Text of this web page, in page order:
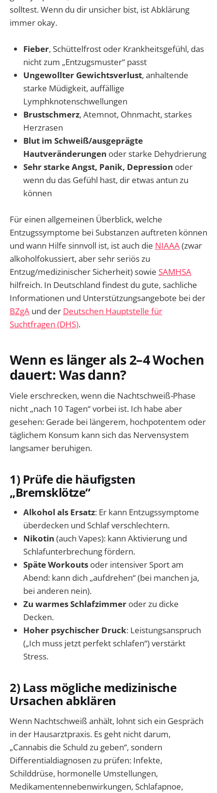
solltest. Wenn du dir unsicher bist, ist Abklärung
immer okay.
Fieber, Schüttelfrost oder Krankheitsgefühl, das
nicht zum „Entzugsmuster“ passt
Ungewollter Gewichtsverlust, anhaltende
starke Müdigkeit, auffällige
Lymphknotenschwellungen
Brustschmerz, Atemnot, Ohnmacht, starkes
Herzrasen
Blut im Schweiß/ausgeprägte
Hautveränderungen oder starke Dehydrierung
Sehr starke Angst, Panik, Depression oder
wenn du das Gefühl hast, dir etwas antun zu
können
Für einen allgemeinen Überblick, welche
Entzugssymptome bei Substanzen auftreten können
und wann Hilfe sinnvoll ist, ist auch die NIAAA(zwar
alkoholfokussiert, aber sehr seriös zu
Entzug/medizinischer Sicherheit) sowie SAMHSA
hilfreich. In Deutschland findest du gute, sachliche
Informationen und Unterstützungsangebote bei der
BZgA und der Deutschen Hauptstelle für
Suchtfragen (DHS).
Wenn es länger als 2–4 Wochen
dauert: Was dann?
Viele erschrecken, wenn die Nachtschweiß-Phase
nicht „nach 10 Tagen“ vorbei ist. Ich habe aber
gesehen: Gerade bei längerem, hochpotentem oder
täglichem Konsum kann sich das Nervensystem
langsamer beruhigen.
1) Prüfe die häufigsten
„Bremsklötze“
Alkohol als Ersatz: Er kann Entzugssymptome
überdecken und Schlaf verschlechtern.
Nikotin (auch Vapes): kann Aktivierung und
Schlafunterbrechung fördern.
Späte Workouts oder intensiver Sport am
Abend: kann dich „aufdrehen“ (bei manchen ja,
bei anderen nein).
Zu warmes Schlafzimmer oder zu dicke
Decken.
Hoher psychischer Druck: Leistungsanspruch
(„Ich muss jetzt perfekt schlafen“) verstärkt
Stress.
2) Lass mögliche medizinische
Ursachen abklären
Wenn Nachtschweiß anhält, lohnt sich ein Gespräch
in der Hausarztpraxis. Es geht nicht darum,
„Cannabis die Schuld zu geben“, sondern
Differentialdiagnosen zu prüfen: Infekte,
Schilddrüse, hormonelle Umstellungen,
Medikamentennebenwirkungen, Schlafapnoe,